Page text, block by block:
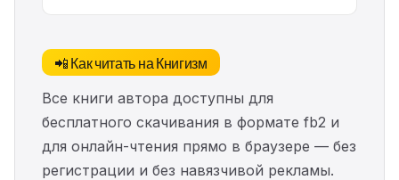
📲 Как читать на Книгизм
Все книги автора доступны для
бесплатного скачивания в формате fb2 и
для онлайн-чтения прямо в браузере — без
регистрации и без навязчивой рекламы.